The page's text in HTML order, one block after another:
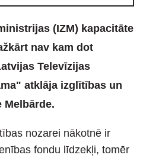
(IZM) kapacitāte
nav kam dot
Televīzijas
atklāja izglītības un
Melbārde.
nozarei nākotnē ir
fondu līdzekļi, tomēr